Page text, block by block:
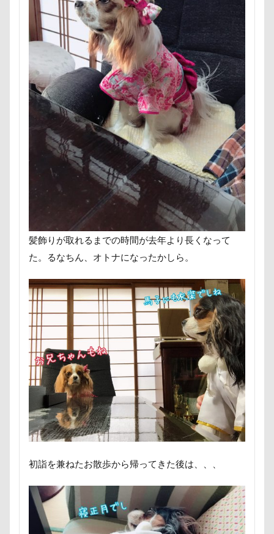
髪飾りが取れるまでの時間が去年より長くなって
た。るなちん、オトナになったかしら。
初詣を兼ねたお散歩から帰ってきた後は、、、
ペロリンチョ
ペロちゃん
ペニーレイン
ペディ(PEDI)
ペット用バスタブ
ペット名刺
ペット同伴可飲食店
ペット可
ペットボトル
ペットプロフ
ペットパラダイス
ボケ
ボタンちゃん
ペットステージ（Petstages）
マウントジーンズ
マミーちゃん
ママ実家
マハロちゃん
マテ
マザー牧場
マサラちゃん
マグノリア棟
マグカップ
マウントジーンズ那須
マイフリーガード
ボート
マイクロビーズクッション
マイクロバブル
マイクロチップ
マァムちゃん
ポテチくん
ポチくん
ポストカード
ペットドック
ペットショップ
マリンちゃん
フルーツトマト狩り
ブルブル
ブリーダー
ブリキ看板
ブランチ
ブラッシング
ブラタン
フワフワ
フレブル
フレキシリード
フリーマーケット
ブレスレット
フリーステッチ free stitch
フリスビー
フランソワーズちゃん
フランソワーズくん
フランちゃん
フセ
フクロウの森
フォトフレーム
フォトツアー
ブレアちゃん
ブレンハイム
ペットグラス
ペットと泊まる陽だまり
ベンくん
ベランダ菜園
ベランダ ベストショット